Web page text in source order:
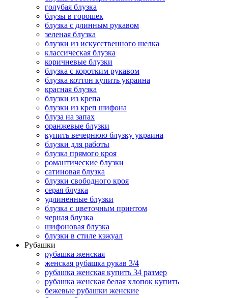
голубая блузка
блузы в горошек
блузка с длинным рукавом
зеленая блузка
блузки из искусственного шелка
классическая блузка
коричневые блузки
блузка с коротким рукавом
блузка коттон купить украина
красная блузка
блузки из крепа
блузки из креп шифона
блуза на запах
оранжевые блузки
купить вечернюю блузку украина
блузки для работы
блузка прямого кроя
романтические блузки
сатиновая блузка
блузки свободного кроя
серая блузка
удлиненные блузки
блузка с цветочным принтом
черная блузка
шифоновая блузка
блузки в стиле кэжуал
Рубашки
рубашка женская
женская рубашка рукав 3/4
рубашка женская купить 34 размер
рубашка женская белая хлопок купить
бежевые рубашки женские